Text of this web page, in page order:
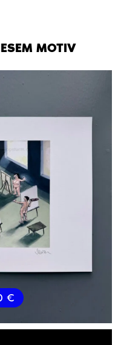
MOTIV
€